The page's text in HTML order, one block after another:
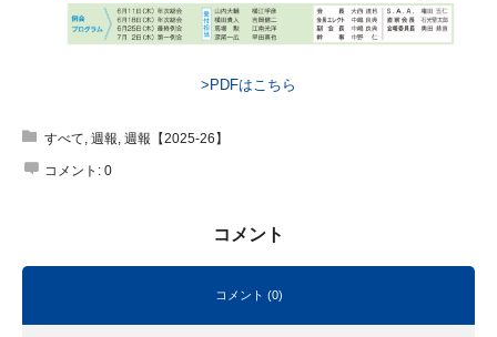
>PDFはこちら
すべて 週報 週報【2025-26】
コメント: 0
コメント
コメント (0)